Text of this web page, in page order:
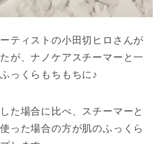
ティストの小田切ヒロさんが
が、ナノケアスチーマーと一
っくらもちもちに♪
た場合に比べ、スチーマーと
った場合の方が肌のふっくら